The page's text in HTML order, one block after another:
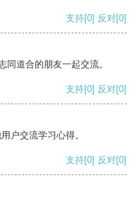
支持[0] 反对[0]
同道合的朋友一起交流。
支持[0] 反对[0]
户交流学习心得。
支持[0] 反对[0]